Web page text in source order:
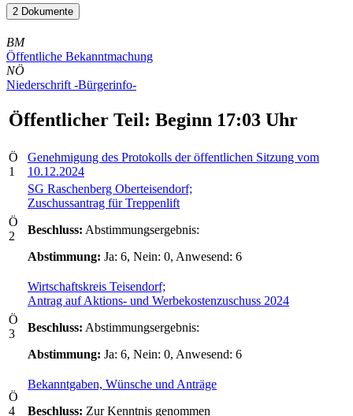
2 Dokumente
BM
Öffentliche Bekanntmachung
NÖ
Niederschrift -Bürgerinfo-
Öffentlicher Teil: Beginn 17:03 Uhr
Ö
1
Genehmigung des Protokolls der öffentlichen Sitzung vom
10.12.2024
Ö
2
SG Raschenberg Oberteisendorf;
Zuschussantrag für Treppenlift
Beschluss: Abstimmungsergebnis:
Abstimmung: Ja: 6, Nein: 0, Anwesend: 6
Ö
3
Wirtschaftskreis Teisendorf;
Antrag auf Aktions- und Werbekostenzuschuss 2024
Beschluss: Abstimmungsergebnis:
Abstimmung: Ja: 6, Nein: 0, Anwesend: 6
Ö
4
Bekanntgaben, Wünsche und Anträge
Beschluss: Zur Kenntnis genommen